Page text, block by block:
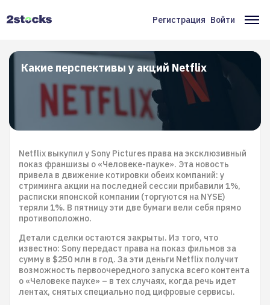
Меню
учётной
записи
пользователя
Регистрация Войти
Какие перспективы у акций Netflix
Netflix выкупил у Sony Pictures права на эксклюзивный
показ франшизы о «Человеке-пауке». Эта новость
привела в движение котировки обеих компаний: у
стриминга акции на последней сессии прибавили 1%,
расписки японской компании (торгуются на NYSE)
теряли 1%. В пятницу эти две бумаги вели себя прямо
противоположно.
Детали сделки остаются закрыты. Из того, что
известно: Sony передаст права на показ фильмов за
сумму в $250 млн в год. За эти деньги Netflix получит
возможность первоочередного запуска всего контента
о «Человеке пауке» – в тех случаях, когда речь идет
лентах, снятых специально под цифровые сервисы.